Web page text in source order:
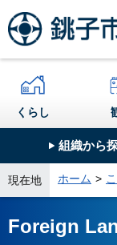
組織から
くらし
現在地 ホーム
Foreign